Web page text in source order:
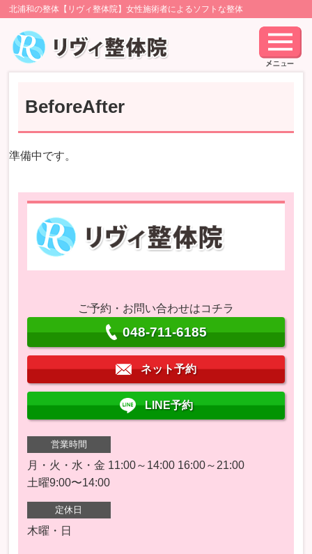
北浦和の整体【リヴィ整体院】女性施術者によるソフトな整体
BeforeAfter
準備中です。
ご予約・お問い合わせはコチラ
048-711-6185
ネット予約
LINE予約
営業時間
月・火・水・金 11:00～14:00 16:00～21:00
土曜9:00〜14:00
定休日
木曜・日